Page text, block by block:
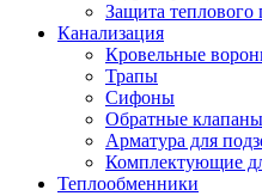
Защита теплового
Канализация
Кровельные
Трапы
Сифоны
Обратные клапаны
Арматура для
Комплектующие
Теплообменники